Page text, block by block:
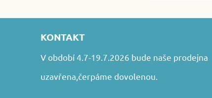
KONTAKT
V období 4.7-19.7.2026 bude naše prodejna
uzavřena,čerpáme dovolenou.